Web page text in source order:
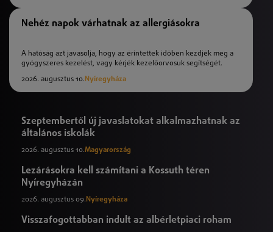
Nehéz napok várhatnak az allergiásokra
A hatóság azt javasolja, hogy az érintettek időben kezdjék meg a
gyógyszeres kezelést, vagy kérjék kezelőorvosuk segítségét.
2026. augusztus 10. Nyíregyháza
Szeptembertől új javaslatokat alkalmazhatnak az
általános iskolák
2026. augusztus 10.Magyarország
Lezárásokra kell számítani a Kossuth téren
Nyíregyházán
2026. augusztus 09. Nyíregyháza
Visszafogottabban indult az albérletpiaci roham